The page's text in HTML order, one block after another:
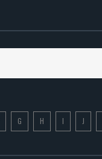
G H I J